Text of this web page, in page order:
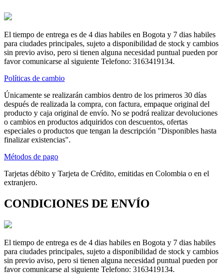
El tiempo de entrega es de 4 dias habiles en Bogota y 7 dias habiles
para ciudades principales, sujeto a disponibilidad de stock y cambios
sin previo aviso, pero si tienen alguna necesidad puntual pueden por
favor comunicarse al siguiente Telefono: 3163419134.
Políticas de cambio
Únicamente se realizarán cambios dentro de los primeros 30 días
después de realizada la compra, con factura, empaque original del
producto y caja original de envío. No se podrá realizar devoluciones
o cambios en productos adquiridos con descuentos, ofertas
especiales o productos que tengan la descripción "Disponibles hasta
finalizar existencias".
Métodos de pago
Tarjetas débito y Tarjeta de Crédito, emitidas en Colombia o en el
extranjero.
CONDICIONES DE ENVÍO
El tiempo de entrega es de 4 dias habiles en Bogota y 7 dias habiles
para ciudades principales, sujeto a disponibilidad de stock y cambios
sin previo aviso, pero si tienen alguna necesidad puntual pueden por
favor comunicarse al siguiente Telefono: 3163419134.